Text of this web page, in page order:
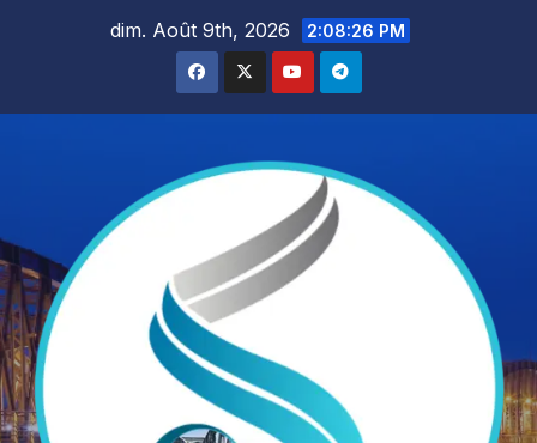
dim. Août 9th, 2026 2:08:27 PM